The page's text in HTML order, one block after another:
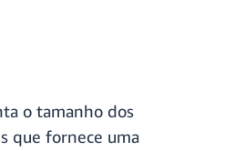
o tamanho dos
que fornece uma